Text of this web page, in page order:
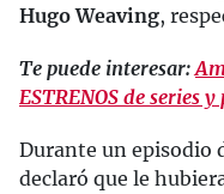
Hugo Weaving,
Te puede interesar:
ESTRENOS de series
Durante un episodio
declaró que le